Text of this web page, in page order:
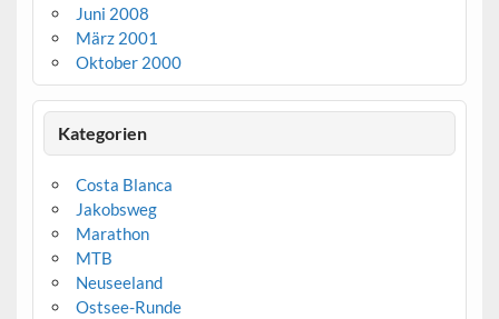
Juni 2008
März 2001
Oktober 2000
Kategorien
Costa Blanca
Jakobsweg
Marathon
MTB
Neuseeland
Ostsee-Runde